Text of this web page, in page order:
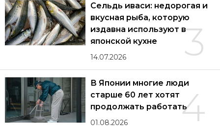
3
Сельдь иваси: недорогая и
вкусная рыба, которую
издавна используют в
японской кухне
14.07.2026
4
В Японии многие люди
старше 60 лет хотят
продолжать работать
01.08.2026